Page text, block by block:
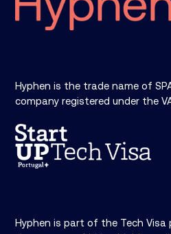
Hyphen is the trade name of
company registered under the
Hyphen is part of the Tech